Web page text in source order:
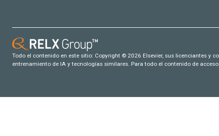
Todo el contenido en este sitio: Copyright © 2026 Elsevier, sus licenciantes y
entrenamiento de IA y tecnologías similares. Para todo el contenido de